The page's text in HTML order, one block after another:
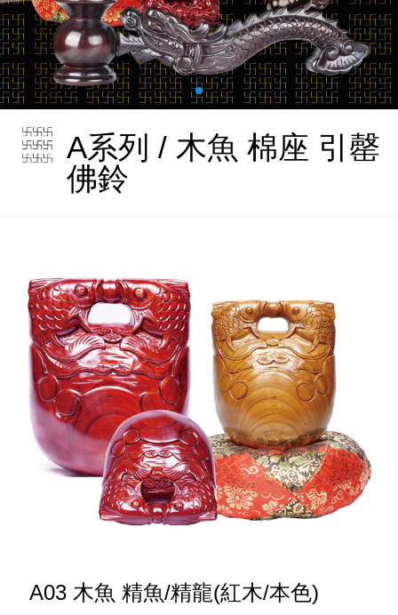
A系列 / 木魚 棉座 引罄
佛鈴
A03 木魚 精魚/精龍(紅木/本色)